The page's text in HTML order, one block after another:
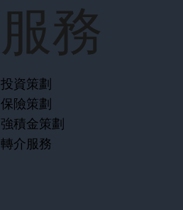
服務
投資策劃
保險策劃
強積金策劃
轉介服務